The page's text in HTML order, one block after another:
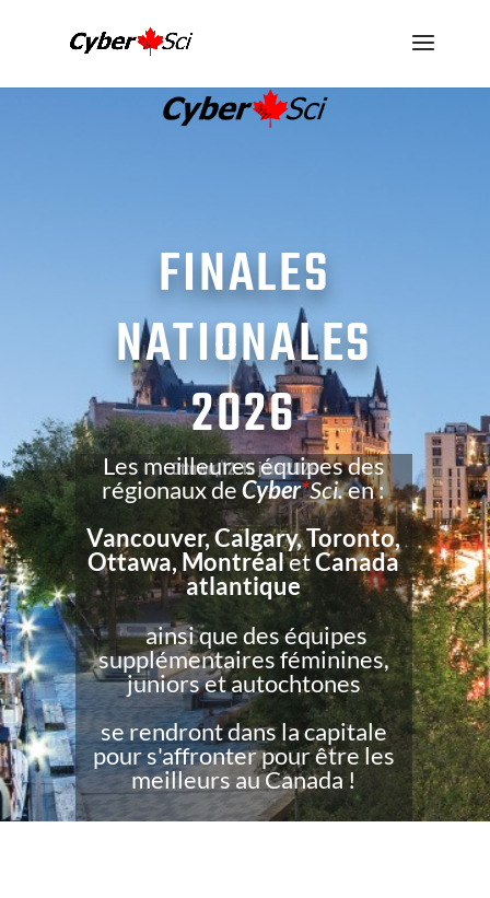
FINALES
NATIONALES
2026
Ottawa, 12-15 juin 2026
Les meilleures équipes des
régionaux deCyber*Sci.en :
Vancouver, Calgary, Toronto,
Ottawa, MontréaletCanada
atlantique
ainsi que des équipes
supplémentaires féminines,
juniors et autochtones
se rendront dans la capitale
pour s'affronter pour être les
meilleurs au Canada !